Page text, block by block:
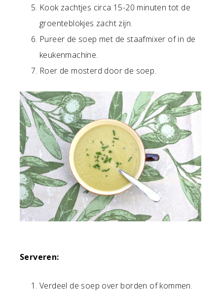
Kook zachtjes circa 15-20 minuten tot de
groenteblokjes zacht zijn.
Pureer de soep met de staafmixer of in de
keukenmachine.
Roer de mosterd door de soep.
Serveren:
Verdeel de soep over borden of kommen.